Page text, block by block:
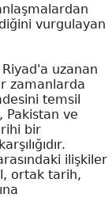
vurgulayan
uzanan
zamanlarda
temsil
Pakistan ve
bir
ilişkiler
ortak tarih,